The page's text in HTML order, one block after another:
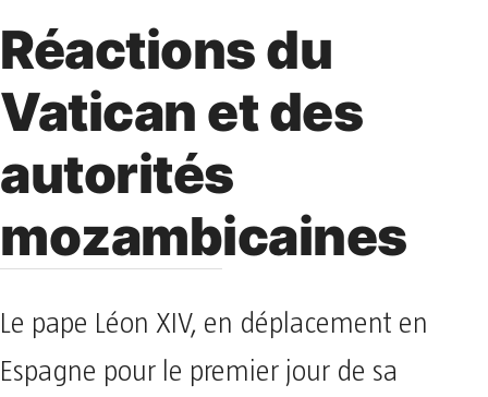
Réactions du
Vatican et des
autorités
mozambicaines
Le pape Léon XIV, en déplacement en
Espagne pour le premier jour de sa